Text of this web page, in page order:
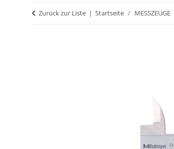
Zurück zur Liste Startseite MESSZEUGE